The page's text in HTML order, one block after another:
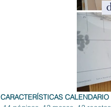
CARACTERÍSTICAS CALENDARIO